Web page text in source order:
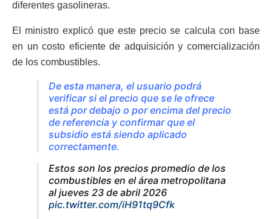
diferentes gasolineras.
El ministro explicó que este precio se calcula con base
en un costo eficiente de adquisición y comercialización
de los combustibles.
De esta manera, el usuario podrá
verificar si el precio que se le ofrece
está por debajo o por encima del precio
de referencia y confirmar que el
subsidio está siendo aplicado
correctamente.
Estos son los precios promedio de los
combustibles en el área metropolitana
al jueves 23 de abril 2026
pic.twitter.com/iH91tq9Cfk